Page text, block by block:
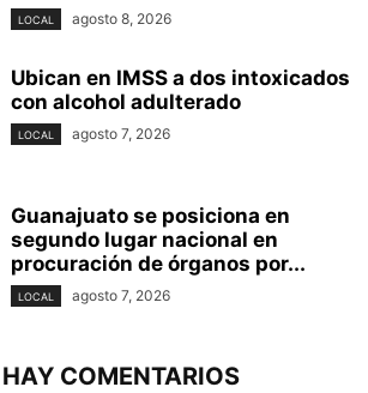
LOCAL agosto 8, 2026
Ubican en IMSS a dos intoxicados
con alcohol adulterado
LOCAL agosto 7, 2026
Guanajuato se posiciona en
segundo lugar nacional en
procuración de órganos por...
LOCAL agosto 7, 2026
COMENTARIOS